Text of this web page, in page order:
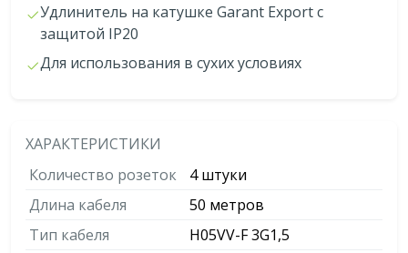
Удлинитель на катушке Garant Export с
защитой IР20
Для использования в сухих условиях
ХАРАКТЕРИСТИКИ
Количество розеток
4 штуки
Длина кабеля
50 метров
Тип кабеля
H05VV-F 3G1,5